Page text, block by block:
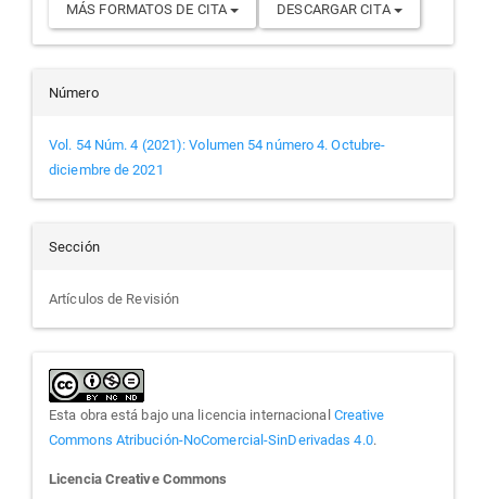
MÁS FORMATOS DE CITA DESCARGAR CITA
Número
Vol. 54 Núm. 4 (2021): Volumen 54 número 4. Octubre-
diciembre de 2021
Sección
Artículos de Revisión
Esta obra está bajo una licencia internacional Creative
Commons Atribución-NoComercial-SinDerivadas 4.0.
Licencia Creative Commons